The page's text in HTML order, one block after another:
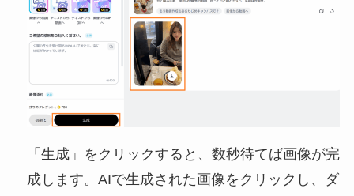
「生成」をクリックすると、数秒待てば画像が完
成します。AIで生成された画像をクリックし、ダ